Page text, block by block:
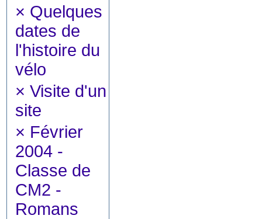
× Quelques
dates de
l'histoire du
vélo
× Visite d'un
site
× Février
2004 -
Classe de
CM2 -
Romans